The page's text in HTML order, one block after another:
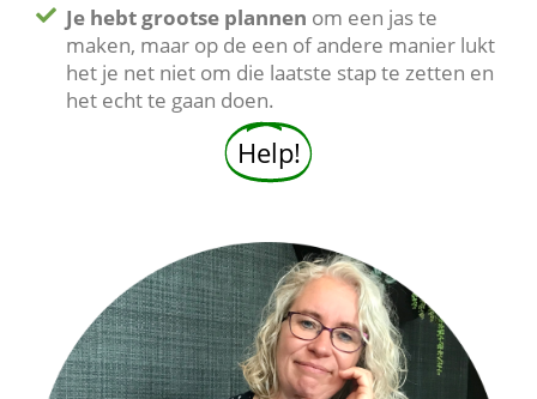
Je hebt grootse plannen om een jas te
maken, maar op de een of andere manier lukt
het je net niet om die laatste stap te zetten en
het echt te gaan doen.
Help!